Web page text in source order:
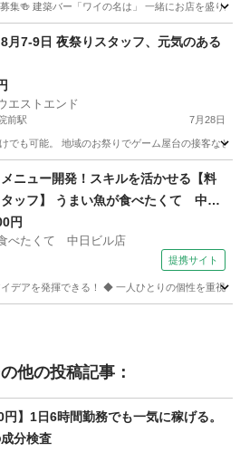
集🍻 建築バー「ワイの名は」 一緒にお店を盛り
その他 スタッフ
7-9日 夜祭りスタッフ、元気のある
ストエンド
前駅 7月28日
も可能。 地域のお祭りでゲーム屋台の接客など
学院前駅 パン スタッフ
ニュー開発！スキルを活かせる【料
ッフ】 うまい魚が食べたくて 中日
ンスタッフ
円
べたくて 中日ビル店
提携サイト
アを発揮できる！ ◆ 一人ひとりの個性を重視し
他の投稿記事：
円】1日6時間勤務でも一気に稼げる。
成分検査